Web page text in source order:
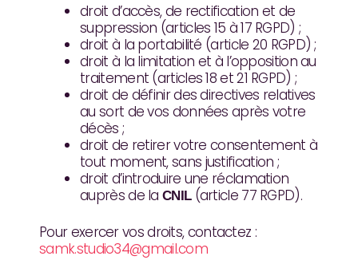
droit d’accès, de rectification et de
suppression (articles 15 à 17 RGPD) ;
droit à la portabilité (article 20 RGPD) ;
droit à la limitation et à l’opposition au
traitement (articles 18 et 21 RGPD) ;
droit de définir des directives relatives
au sort de vos données après votre
décès ;
droit de retirer votre consentement à
tout moment, sans justification ;
droit d’introduire une réclamation
auprès de laCNIL(article 77 RGPD).
Pour exercer vos droits, contactez :
samk.studio34@gmail.com